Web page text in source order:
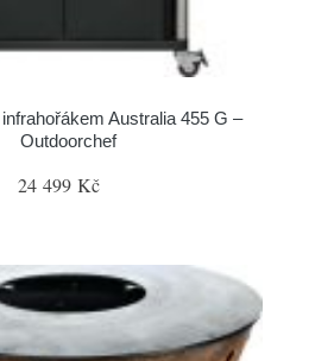
Australia 455 G –
Outdoorchef
24 499 Kč